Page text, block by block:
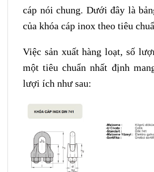
cáp nói chung. Dưới đây là
của khóa cáp inox theo tiêu
Việc sản xuất hàng loạt, số
một tiêu chuẩn nhất định
lượi ích như sau: